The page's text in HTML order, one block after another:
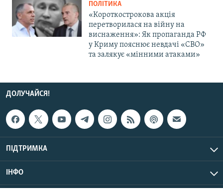
ПОЛІТИКА
«Короткострокова акція
перетворилася на війну на
виснаження»: Як пропаганда РФ
у Криму пояснює невдачі «СВО»
та залякує «мінними атаками»
ДОЛУЧАЙСЯ!
ПІДТРИМКА
ІНФО